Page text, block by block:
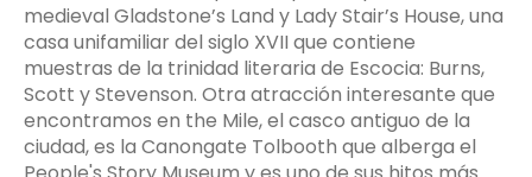
medieval Gladstone’s Land y Lady Stair’s House, una
casa unifamiliar del siglo XVII que contiene
muestras de la trinidad literaria de Escocia: Burns,
Scott y Stevenson. Otra atracción interesante que
encontramos en the Mile, el casco antiguo de la
ciudad, es la Canongate Tolbooth que alberga el